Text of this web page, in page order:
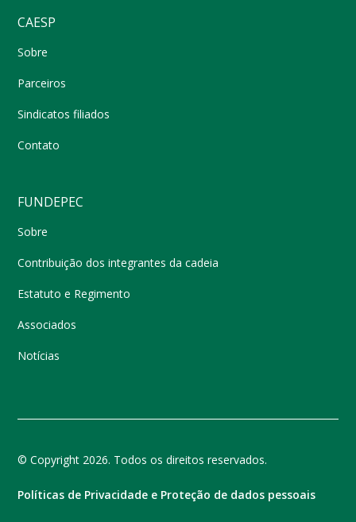
CAESP
Sobre
Parceiros
Sindicatos filiados
Contato
FUNDEPEC
Sobre
Contribuição dos integrantes da cadeia
Estatuto e Regimento
Associados
Notícias
© Copyright 2026. Todos os direitos reservados.
Políticas de Privacidade e Proteção de dados pessoais